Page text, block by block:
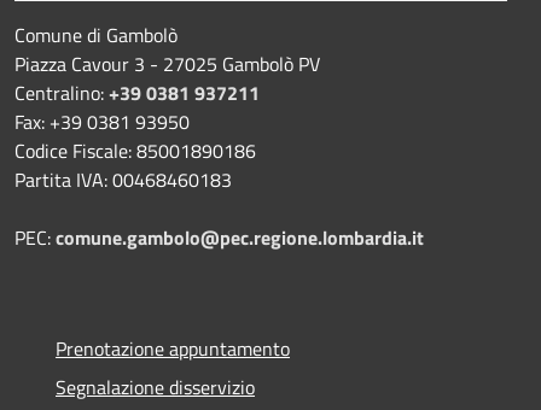
Comune di Gambolò
Piazza Cavour 3 - 27025 Gambolò PV
Centralino:+39 0381 937211
Fax: +39 0381 93950
Codice Fiscale: 85001890186
Partita IVA: 00468460183
PEC:comune.gambolo@pec.regione.lombardia.it
Prenotazione appuntamento
Segnalazione disservizio